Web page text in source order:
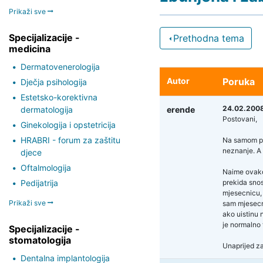
Prikaži sve
Specijalizacije -
medicina
Dermatovenerologija
Dječja psihologija
Estetsko-korektivna
dermatologija
Ginekologija i opstetricija
HRABRI - forum za zaštitu
djece
Oftalmologija
Pedijatrija
Prikaži sve
Specijalizacije -
stomatologija
Dentalna implantologija
Prethodna tema
Autor Poruka
erende
Postovani,
Na samom
neznanje.
Naime
prekida
sam
ako uistinu
je normalno
Unaprijed